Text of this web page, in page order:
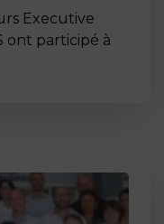
Executive
ont participé à